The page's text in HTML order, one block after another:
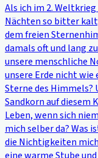
Als ich im 2.
Nächten so bitter
dem freien
damals oft und lang
unsere menschliche
unsere Erde nicht wie
Sterne des Himmels?
Sandkorn auf diesem
Leben, wenn sich
mich selber da? Was
die Nichtigkeiten